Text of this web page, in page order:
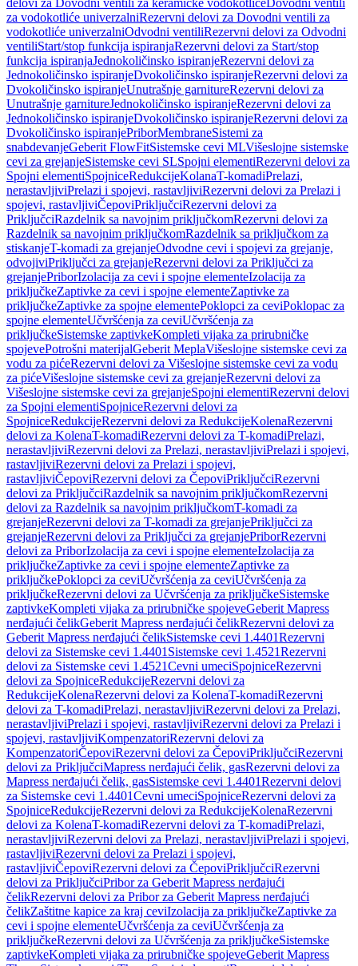
delovi za Dovodni ventili za keramičke vodokotlićeDovodni ventili
za vodokotliće univerzalniRezervni delovi za Dovodni ventili za
vodokotliće univerzalniOdvodni ventiliRezervni delovi za Odvodni
ventiliStart/stop funkcija ispiranjaRezervni delovi za Start/stop
funkcija ispiranjaJednokoličinsko ispiranjeRezervni delovi za
Jednokoličinsko ispiranjeDvokoličinsko ispiranjeRezervni delovi za
Dvokoličinsko ispiranjeUnutrašnje garnitureRezervni delovi za
Unutrašnje garnitureJednokoličinsko ispiranjeRezervni delovi za
Jednokoličinsko ispiranjeDvokoličinsko ispiranjeRezervni delovi za
Dvokoličinsko ispiranjePriborMembraneSistemi za
snabdevanjeGeberit FlowFitSistemske cevi MLVišeslojne sistemske
cevi za grejanjeSistemske cevi SLSpojni elementiRezervni delovi za
Spojni elementiSpojniceRedukcijeKolanaT-komadiPrelazi,
nerastavljiviPrelazi i spojevi, rastavljiviRezervni delovi za Prelazi i
spojevi, rastavljiviČepoviPriključciRezervni delovi za
PriključciRazdelnik sa navojnim priključkomRezervni delovi za
Razdelnik sa navojnim priključkomRazdelnik sa priključkom za
stiskanjeT-komadi za grejanjeOdvodne cevi i spojevi za grejanje,
odvojiviPriključci za grejanjeRezervni delovi za Priključci za
grejanjePriborIzolacija za cevi i spojne elementeIzolacija za
priključkeZaptivke za cevi i spojne elementeZaptivke za
priključkeZaptivke za spojne elementePoklopci za ceviPoklopac za
spojne elementeUčvršćenja za ceviUčvršćenja za
priključkeSistemske zaptivkeKompleti vijaka za prirubničke
spojevePotrošni materijalGeberit MeplaVišeslojne sistemske cevi za
vodu za pićeRezervni delovi za Višeslojne sistemske cevi za vodu
za pićeVišeslojne sistemske cevi za grejanjeRezervni delovi za
Višeslojne sistemske cevi za grejanjeSpojni elementiRezervni delovi
za Spojni elementiSpojniceRezervni delovi za
SpojniceRedukcijeRezervni delovi za RedukcijeKolenaRezervni
delovi za KolenaT-komadiRezervni delovi za T-komadiPrelazi,
nerastavljiviRezervni delovi za Prelazi, nerastavljiviPrelazi i spojevi,
rastavljiviRezervni delovi za Prelazi i spojevi,
rastavljiviČepoviRezervni delovi za ČepoviPriključciRezervni
delovi za PriključciRazdelnik sa navojnim priključkomRezervni
delovi za Razdelnik sa navojnim priključkomT-komadi za
grejanjeRezervni delovi za T-komadi za grejanjePriključci za
grejanjeRezervni delovi za Priključci za grejanjePriborRezervni
delovi za PriborIzolacija za cevi i spojne elementeIzolacija za
priključkeZaptivke za cevi i spojne elementeZaptivke za
priključkePoklopci za ceviUčvršćenja za ceviUčvršćenja za
priključkeRezervni delovi za Učvršćenja za priključkeSistemske
zaptivkeKompleti vijaka za prirubničke spojeveGeberit Mapress
nerđajući čelikGeberit Mapress nerđajući čelikRezervni delovi za
Geberit Mapress nerđajući čelikSistemske cevi 1.4401Rezervni
delovi za Sistemske cevi 1.4401 Sistemske cevi 1.4521Rezervni
delovi za Sistemske cevi 1.4521Cevni umeciSpojniceRezervni
delovi za SpojniceRedukcijeRezervni delovi za
RedukcijeKolenaRezervni delovi za KolenaT-komadiRezervni
delovi za T-komadiPrelazi, nerastavljiviRezervni delovi za Prelazi,
nerastavljiviPrelazi i spojevi, rastavljiviRezervni delovi za Prelazi i
spojevi, rastavljiviKompenzatoriRezervni delovi za
KompenzatoriČepoviRezervni delovi za ČepoviPriključciRezervni
delovi za PriključciMapress nerđajući čelik, gasRezervni delovi za
Mapress nerđajući čelik, gasSistemske cevi 1.4401Rezervni delovi
za Sistemske cevi 1.4401Cevni umeciSpojniceRezervni delovi za
SpojniceRedukcijeRezervni delovi za RedukcijeKolenaRezervni
delovi za KolenaT-komadiRezervni delovi za T-komadiPrelazi,
nerastavljiviRezervni delovi za Prelazi, nerastavljiviPrelazi i spojevi,
rastavljiviRezervni delovi za Prelazi i spojevi,
rastavljiviČepoviRezervni delovi za ČepoviPriključciRezervni
delovi za PriključciPribor za Geberit Mapress nerđajući
čelikRezervni delovi za Pribor za Geberit Mapress nerđajući
čelikZaštitne kapice za kraj ceviIzolacija za priključkeZaptivke za
cevi i spojne elementeUčvršćenja za ceviUčvršćenja za
priključkeRezervni delovi za Učvršćenja za priključkeSistemske
zaptivkeKompleti vijaka za prirubničke spojeveGeberit Mapress